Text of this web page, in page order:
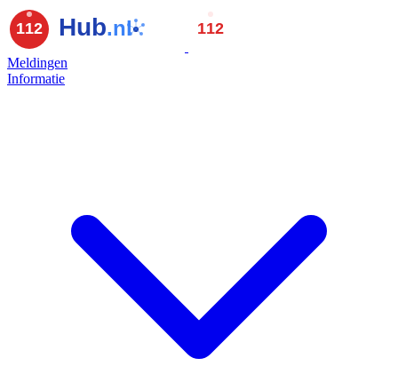
Meldingen
Informatie